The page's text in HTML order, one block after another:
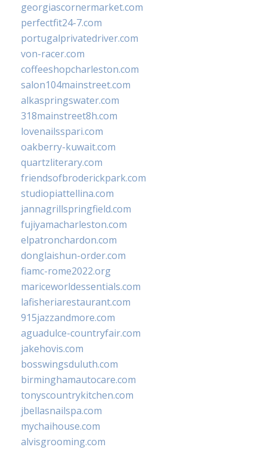
georgiascornermarket.com
perfectfit24-7.com
portugalprivatedriver.com
von-racer.com
coffeeshopcharleston.com
salon104mainstreet.com
alkaspringswater.com
318mainstreet8h.com
lovenailsspari.com
oakberry-kuwait.com
quartzliterary.com
friendsofbroderickpark.com
studiopiattellina.com
jannagrillspringfield.com
fujiyamacharleston.com
elpatronchardon.com
donglaishun-order.com
fiamc-rome2022.org
mariceworldessentials.com
lafisheriarestaurant.com
915jazzandmore.com
aguadulce-countryfair.com
jakehovis.com
bosswingsduluth.com
birminghamautocare.com
tonyscountrykitchen.com
jbellasnailspa.com
mychaihouse.com
alvisgrooming.com